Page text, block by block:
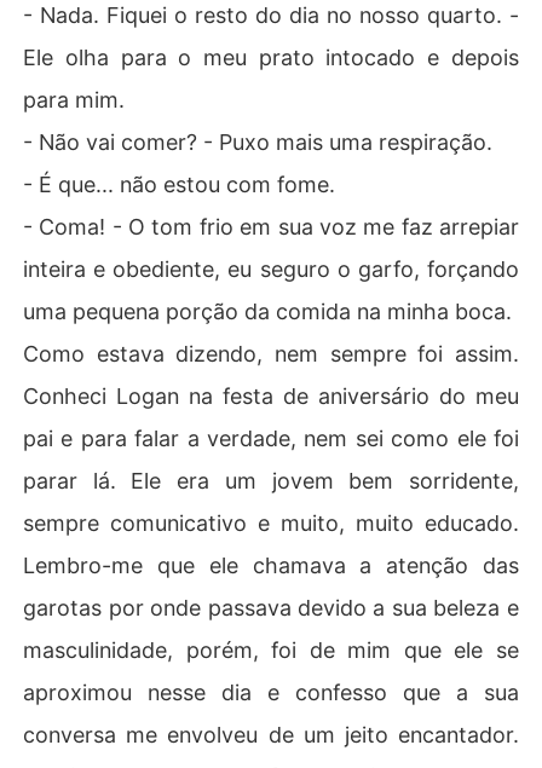
- Nada. Fiquei o resto do dia no nosso quarto. -
Ele olha para o meu prato intocado e depois
para mim.
- Não vai comer? - Puxo mais uma respiração.
- É que... não estou com fome.
- Coma! - O tom frio em sua voz me faz arrepiar
inteira e obediente, eu seguro o garfo, forçando
uma pequena porção da comida na minha boca.
Como estava dizendo, nem sempre foi assim.
Conheci Logan na festa de aniversário do meu
pai e para falar a verdade, nem sei como ele foi
parar lá. Ele era um jovem bem sorridente,
sempre comunicativo e muito, muito educado.
Lembro-me que ele chamava a atenção das
garotas por onde passava devido a sua beleza e
masculinidade, porém, foi de mim que ele se
aproximou nesse dia e confesso que a sua
conversa me envolveu de um jeito encantador.